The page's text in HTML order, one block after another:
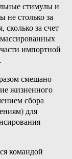
стимулы и
не столько за
за счет
импортной
смешано
жизненного
сбора
для
командой